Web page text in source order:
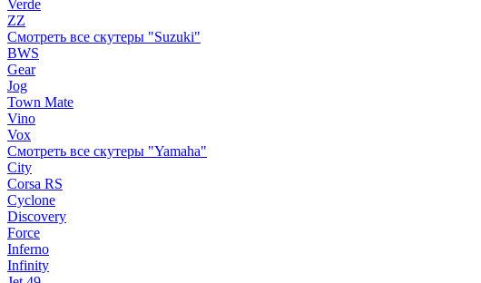
Verde
ZZ
Смотреть все скутеры "Suzuki"
BWS
Gear
Jog
Town Mate
Vino
Vox
Смотреть все скутеры "Yamaha"
City
Corsa RS
Cyclone
Discovery
Force
Inferno
Infinity